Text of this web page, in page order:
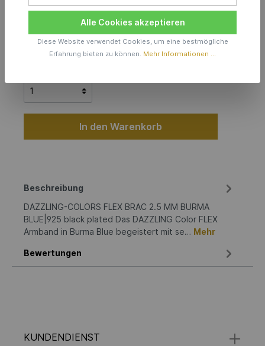
269,00 €*
Produktionszeit inkl. Lieferzeit 6 Wochen
In den Warenkorb
Beschreibung
DAZZLING-COLORS FLEX BRAC 2.5 MM BURMA
BLUE|925 black plated Das DAZZLING Color FLEX
Armband in Burma Blue begeistert mit se… Mehr
Bewertungen
KUNDENDIENST
Alle Cookies akzeptieren
Diese Website verwendet Cookies, um eine bestmögliche
Erfahrung bieten zu können. Mehr Informationen ...